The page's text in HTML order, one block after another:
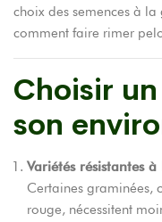
choix des semences à
comment faire rimer
Choisir
son
Variétés résistantes à
Certaines graminées,
rouge, nécessitent